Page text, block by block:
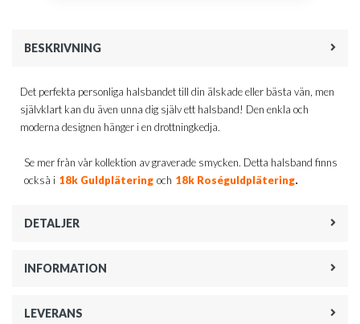
BESKRIVNING
Det perfekta personliga halsbandet till din älskade eller bästa vän, men
självklart kan du även unna dig själv ett halsband! Den enkla och
moderna designen hänger i en drottningkedja.
Se mer från vår kollektion av graverade smycken. Detta halsband finns
också i 18k Guldplätering och 18k Roséguldplätering.
DETALJER
INFORMATION
LEVERANS